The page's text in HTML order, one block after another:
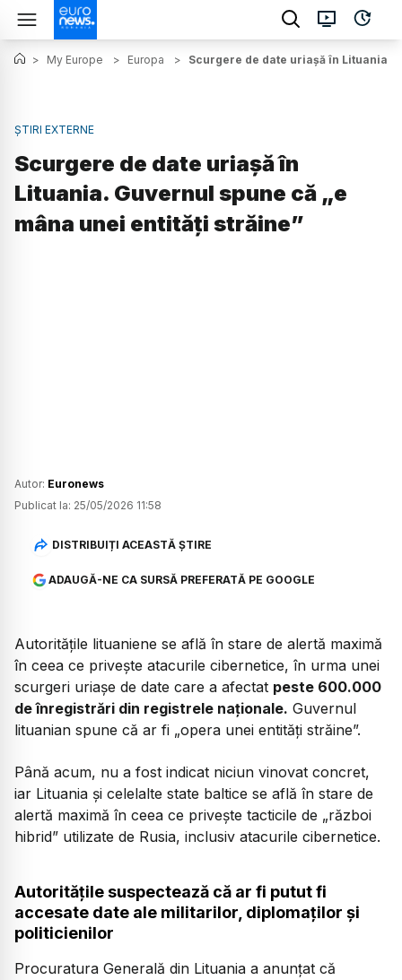
> My Europe > Europa > Scurgere de date uriașă în Lituania.
ȘTIRI EXTERNE
Scurgere de date uriașă în
Lituania. Guvernul spune că „e
mâna unei entități străine”
Autor: Euronews
Publicat la: 25/05/2026 11:58
DISTRIBUIȚI ACEASTĂ ȘTIRE
ADAUGĂ-NE CA SURSĂ PREFERATĂ PE GOOGLE
Autoritățile lituaniene se află în stare de alertă maximă
în ceea ce privește atacurile cibernetice, în urma unei
scurgeri uriașe de date care a afectat peste 600.000
de înregistrări din registrele naționale. Guvernul
lituanian spune că ar fi „opera unei entități străine”.
Până acum, nu a fost indicat niciun vinovat concret,
iar Lituania și celelalte state baltice se află în stare de
alertă maximă în ceea ce privește tacticile de „război
hibrid” utilizate de Rusia, inclusiv atacurile cibernetice.
Autoritățile suspectează că ar fi putut fi
accesate date ale militarilor, diplomaților și
politicienilor
Procuratura Generală din Lituania a anunțat că